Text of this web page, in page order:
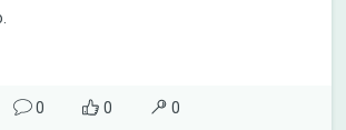
0 0 0